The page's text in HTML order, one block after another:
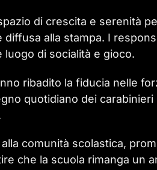
di crescita e serenità
diffusa alla stampa. I
di socialità e gioco.
ribadito la fiducia nelle
quotidiano dei
comunità scolastica,
che la scuola rimanga un